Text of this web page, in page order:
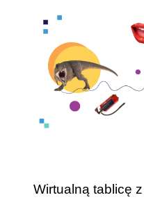
Wirtualną tablicę